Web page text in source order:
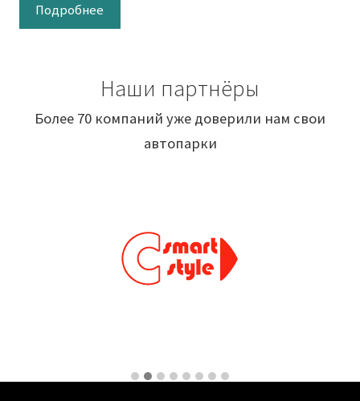
Подробнее
Наши партнёры
Более 70 компаний уже доверили нам свои
автопарки